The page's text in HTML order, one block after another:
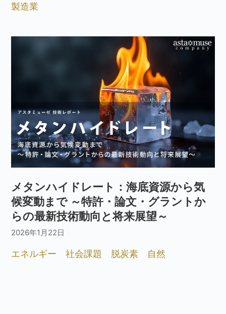
製造業
メタンハイドレート：海底資源から気
候変動まで ～特許・論文・グラントか
らの最新技術動向と将来展望～
2026年1月22日
エネルギー 社会課題 脱炭素 自然